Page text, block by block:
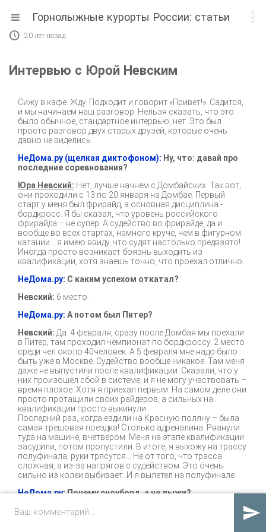

Горнолыжные курорты России: статьи
 20 лет назад
Интервью с Юрой Невским
Сижу в кафе. Жду. Подходит и говорит «Привет!». Садится,
и мы начинаем наш разговор. Нельзя сказать, что это
было обычное, стандартное интервью, нет. Это был
просто разговор двух старых друзей, которые очень
давно не виделись.
НеДома.ру (щелкая диктофоном): Ну, что: давай про
последние соревнования?
Юра Невский: Нет, лучше начнем с Домбайских. Так вот,
они проходили с 13 по 20 января на Домбае. Первый
старт у меня был фрирайд, а основная дисциплина -
бордкросс. Я бы сказал, что уровень российского
фрирайда – не супер. А судейство во фрирайде, да и
вообще во всех стартах, намного круче, чем в фигурном
катании… я имею ввиду, что судят настолько предвзято!
Иногда просто возникает боязнь выходить из
квалификации, хотя знаешь точно, что проехал отлично.
НеДома.ру: С каким успехом откатал?
Невский: 6 место.
НеДома.ру: А потом был Питер?
Невский: Да. 4 февраля, сразу после Домбая мы поехали
в Питер, там проходил чемпионат по бордкроссу. 2 место
среди чел около 40человек. А 5 февраля мне надо было
быть уже в Москве. Судейство вообще никакое. Там меня
даже не выпустили после квалификации. Сказали, что у
них произошел сбой в системе, и я не могу участвовать –
время плохое. Хотя я приехал первым. На самом деле они
просто протащили своих райдеров, а сильных на
квалификации просто выкинули.
Последний раз, когда ездили на Красную поляну – была
самая трешовая поездка! Столько адреналина. Рванули
туда на машине, вчетвером. Меня на этапе квалификации
засудили, потом пропустили. В итоге, я выхожу на трассу
полуфинала, руки трясутся… Не от того, что трасса
сложная, а из-за напрягов с судейством. Это очень
сильно из колеи выбивает. И я вылетел на полуфинале.
НеДома.ру:Почему сноуборд, а не лыжи?
Невский:Потому что лыжи – это для лохов! Шутка,
